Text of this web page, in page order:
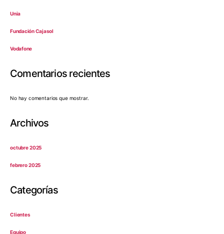
Unia
Fundación Cajasol
Vodafone
Comentarios recientes
No hay comentarios que mostrar.
Archivos
octubre 2025
febrero 2025
Categorías
Clientes
Equipo